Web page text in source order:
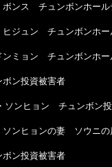
ス　チュンボンホール
ン　チュンボンホール
ョン　チュンボンホー
投資被害者
ョン　チュンボン投
ンの妻　ソウニの
投資被害者